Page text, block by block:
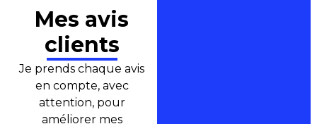
Mes avis
clients
Je prends chaque avis
en compte, avec
attention, pour
améliorer mes